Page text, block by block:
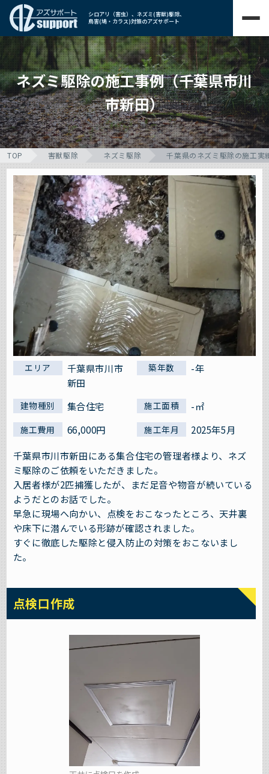
シロアリ（害虫）、ネズミ(害獣)駆除、
鳥害(鳩・カラス)対策のアズサポート
ネズミ駆除の施工事例（千葉県市川
市新田）
TOP 害獣駆除 ネズミ駆除 千葉県のネズミ駆除の施工実
エリア
千葉県市川市
新田
築年数 -年
建物種別 集合住宅 施工面積 -㎡
施工費用 66,000円 施工年月
2025年5月
千葉県市川市新田にある集合住宅の管理者様より、ネズ
ミ駆除のご依頼をいただきました。
入居者様が2匹捕獲したが、まだ足音や物音が続いている
ようだとのお話でした。
早急に現場へ向かい、点検をおこなったところ、天井裏
や床下に潜んでいる形跡が確認されました。
すぐに徹底した駆除と侵入防止の対策をおこないまし
た。
点検口作成